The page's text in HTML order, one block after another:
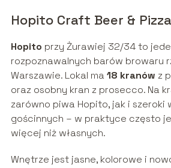
Hopito Craft Beer & Pizza
Hopito przy Żurawiej 32/34 to
rozpoznawalnych barów browaru
Warszawie. Lokal ma18 kranów z
oraz osobny kran z prosecco. Na
zarówno piwa Hopito, jak i szeroki
gościnnych – w praktyce często
więcej niż własnych.
Wnętrze jest jasne, kolorowe i